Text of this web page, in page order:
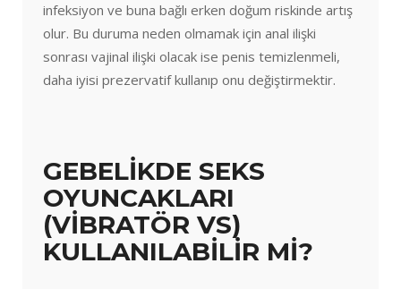
infeksiyon ve buna bağlı erken doğum riskinde artış
olur. Bu duruma neden olmamak için anal ilişki
sonrası vajinal ilişki olacak ise penis temizlenmeli,
daha iyisi prezervatif kullanıp onu değiştirmektir.
GEBELİKDE SEKS
OYUNCAKLARI
(VİBRATÖR VS)
KULLANILABİLİR Mİ?